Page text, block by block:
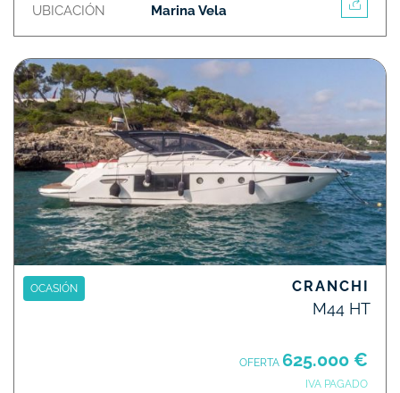
UBICACIÓN
Marina Vela
OCASIÓN CRANCHI
M44 HT
OFERTA 625.000 €
IVA PAGADO